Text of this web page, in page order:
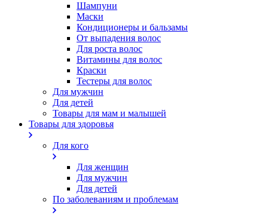
Шампуни
Маски
Кондиционеры и бальзамы
От выпадения волос
Для роста волос
Витамины для волос
Краски
Тестеры для волос
Для мужчин
Для детей
Товары для мам и малышей
Товары для здоровья
Для кого
Для женщин
Для мужчин
Для детей
По заболеваниям и проблемам